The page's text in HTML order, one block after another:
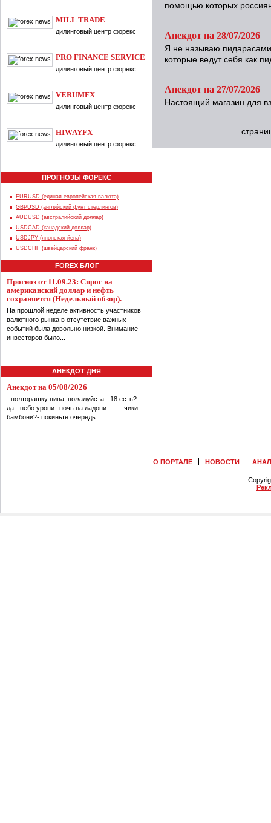
MILL TRADE
дилинговый центр форекс
PRO FINANCE SERVICE
дилинговый центр форекс
VERUMFX
дилинговый центр форекс
HIWAYFX
дилинговый центр форекс
ПРОГНОЗЫ ФОРЕКС
EURUSD (единая европейская валюта)
GBPUSD (английский фунт стерлингов)
AUDUSD (австралийский доллар)
USDCAD (канадский доллар)
USDJPY (японская йена)
USDCHF (швейцарский франк)
FOREX БЛОГ
Прогноз от 11.09.23: Спрос на
американский доллар и нефть
сохраняется (Недельный обзор).
На прошлой неделе активность участников
валютного рынка в отсутствие важных
событий была довольно низкой. Внимание
инвесторов было...
АНЕКДОТ ДНЯ
Анекдот на 05/08/2026
- полторашку пива, пожалуйста.- 18 есть?-
да.- небо уронит ночь на ладони…- …чики
бамбони?- покиньте очередь.
помощью которых
Анекдот на 28/07/2026
Я не называю
которые ведут себя как
Анекдот на 27/07/2026
Настоящий магазин для
О ПОРТАЛЕ НОВОСТИ